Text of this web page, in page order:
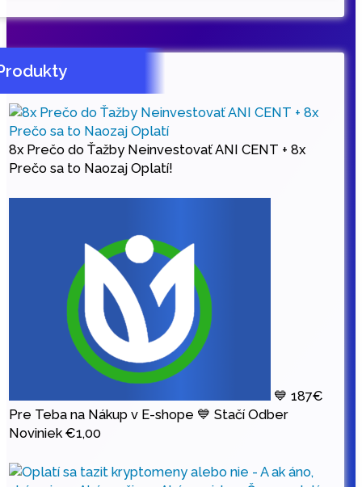
8x Prečo do Ťažby Neinvestovať ANI CENT + 8x
Prečo sa to Naozaj Oplatí!
💙 187€
Pre Teba na Nákup v E-shope 💙 Stačí Odber
Noviniek €1,00